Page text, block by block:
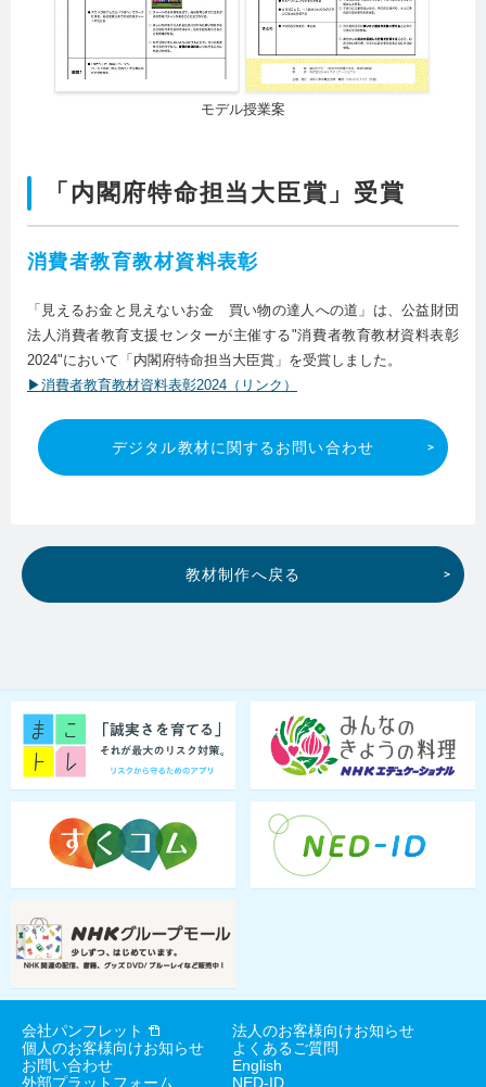
モデル授業案
「内閣府特命担当大臣賞」受賞
消費者教育教材資料表彰
「見えるお金と見えないお金 買い物の達人への道」は、公益財団
法人消費者教育支援センターが主催する"消費者教育教材資料表彰
2024"において「内閣府特命担当大臣賞」を受賞しました。
▶消費者教育教材資料表彰2024（リンク）
デジタル教材に関するお問い合わせ
教材制作へ戻る
会社パンフレット
法人のお客様向けお知らせ
個人のお客様向けお知らせ
よくあるご質問
お問い合わせ
English
外部プラットフォーム
NED-ID